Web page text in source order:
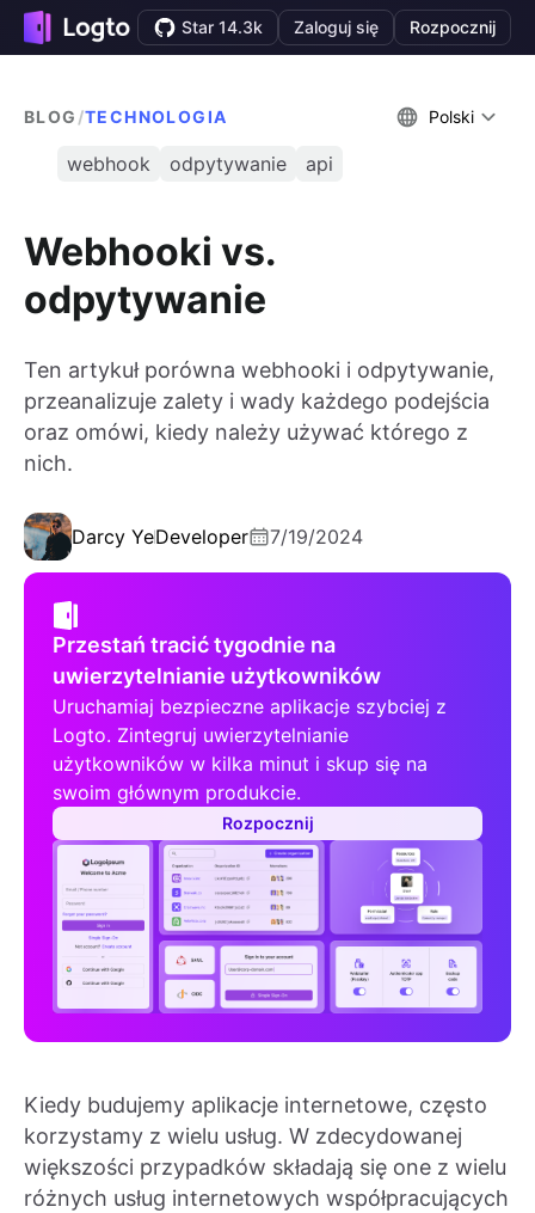
Star 14.3k Zaloguj się Rozpocznij
BLOG /TECHNOLOGIA Polski
webhook odpytywanie api
Webhooki vs.
odpytywanie
Ten artykuł porówna webhooki i odpytywanie,
przeanalizuje zalety i wady każdego podejścia
oraz omówi, kiedy należy używać którego z
nich.
Darcy YeDeveloper 7/19/2024
Przestań tracić tygodnie na
uwierzytelnianie użytkowników
Uruchamiaj bezpieczne aplikacje szybciej z
Logto. Zintegruj uwierzytelnianie
użytkowników w kilka minut i skup się na
swoim głównym produkcie.
Rozpocznij
Kiedy budujemy aplikacje internetowe, często
korzystamy z wielu usług. W zdecydowanej
większości przypadków składają się one z wielu
różnych usług internetowych współpracujących